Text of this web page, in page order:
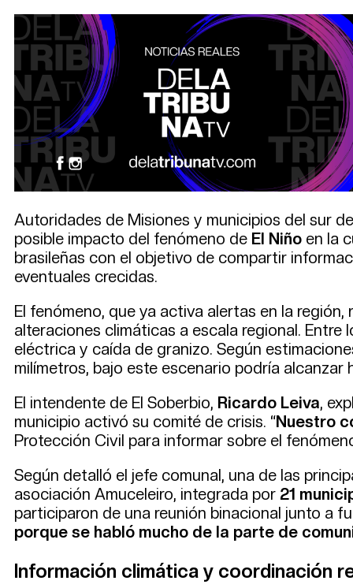
Autoridades de Misiones y municipios del sur
posible impacto del fenómeno de El Niño en la
brasileñas con el objetivo de compartir
eventuales crecidas.
El fenómeno, que ya activa alertas en la
alteraciones climáticas a escala regional.
eléctrica y caída de granizo. Según
milímetros, bajo este escenario podría
El intendente de El Soberbio, Ricardo Leiva,
municipio activó su comité de crisis. “Nuestro
Protección Civil para informar sobre el
Según detalló el jefe comunal, una de las
asociación Amuceleiro, integrada por 21
participaron de una reunión binacional junto a
porque se habló mucho de la parte de
Información climática y coordinación